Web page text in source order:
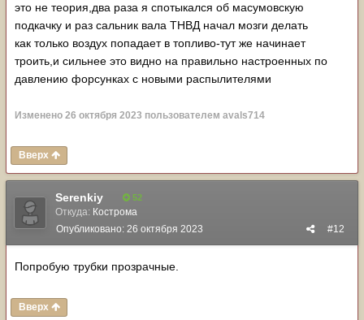
это не теория,два раза я спотыкался об масумовскую
подкачку и раз сальник вала ТНВД начал мозги делать
как только воздух попадает в топливо-тут же начинает
троить,и сильнее это видно на правильно настроенных по
давлению форсунках с новыми распылителями
Изменено 26 октября 2023 пользователем avals714
Вверх
Serenkiy 52
Откуда: Кострома
#12
Опубликовано: 26 октября 2023
Попробую трубки прозрачные.
Вверх